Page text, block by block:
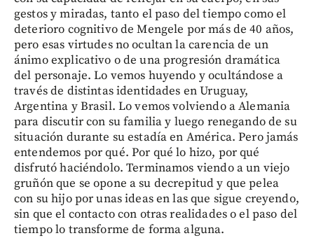
gestos y miradas, tanto el paso del tiempo como el
deterioro cognitivo de Mengele por más de 40 años,
pero esas virtudes no ocultan la carencia de un
ánimo explicativo o de una progresión dramática
del personaje. Lo vemos huyendo y ocultándose a
través de distintas identidades en Uruguay,
Argentina y Brasil. Lo vemos volviendo a Alemania
para discutir con su familia y luego renegando de su
situación durante su estadía en América. Pero jamás
entendemos por qué. Por qué lo hizo, por qué
disfrutó haciéndolo. Terminamos viendo a un viejo
gruñón que se opone a su decrepitud y que pelea
con su hijo por unas ideas en las que sigue creyendo,
sin que el contacto con otras realidades o el paso del
tiempo lo transforme de forma alguna.